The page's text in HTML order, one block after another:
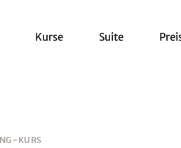
Kurse Suite
KURS